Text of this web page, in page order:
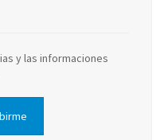
y las informaciones